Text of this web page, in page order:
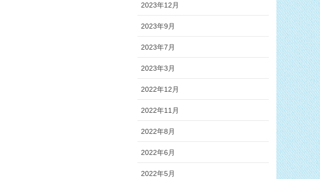
2023年12月
2023年9月
2023年7月
2023年3月
2022年12月
2022年11月
2022年8月
2022年6月
2022年5月